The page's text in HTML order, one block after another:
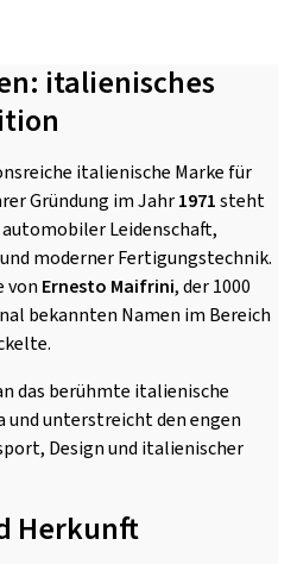
italienisches
italienische Marke für
Gründung im Jahr1971steht
Leidenschaft,
moderner Fertigungstechnik.
von Ernesto Maifrini, der 1000
bekannten Namen im Bereich
das berühmte italienische
unterstreicht den engen
Design und italienischer
Herkunft